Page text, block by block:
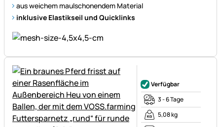
aus weichem maulschonendem Material
inklusive Elastikseil und Quicklinks
Verfügbar
3 - 6 Tage
5,08 kg